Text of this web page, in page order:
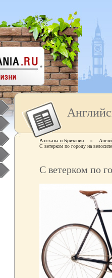
Рассказы о Британии »
С ветерком по городу на
С ветерком по